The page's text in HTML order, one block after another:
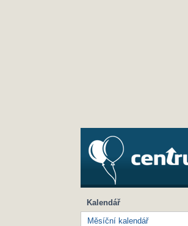
Kalendář
Měsíční kalendář